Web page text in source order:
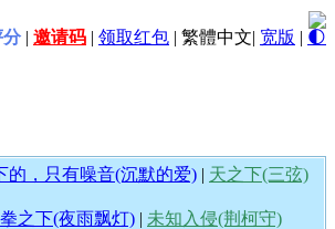
分 | 邀请码 | 领取红包 | 繁體中文| 宽版 | 🌓
的，只有噪音(沉默的爱) | 天之下(三弦)
拳之下(夜雨飘灯) | 未知入侵(荆柯守)